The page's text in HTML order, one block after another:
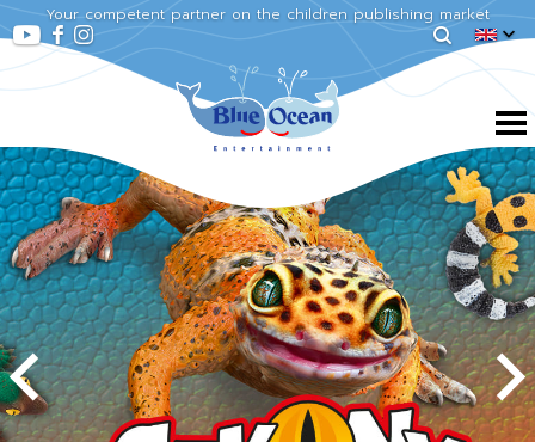
Your competent partner on the children publishing market